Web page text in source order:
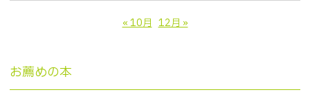
« 10月 12月 »
お薦めの本